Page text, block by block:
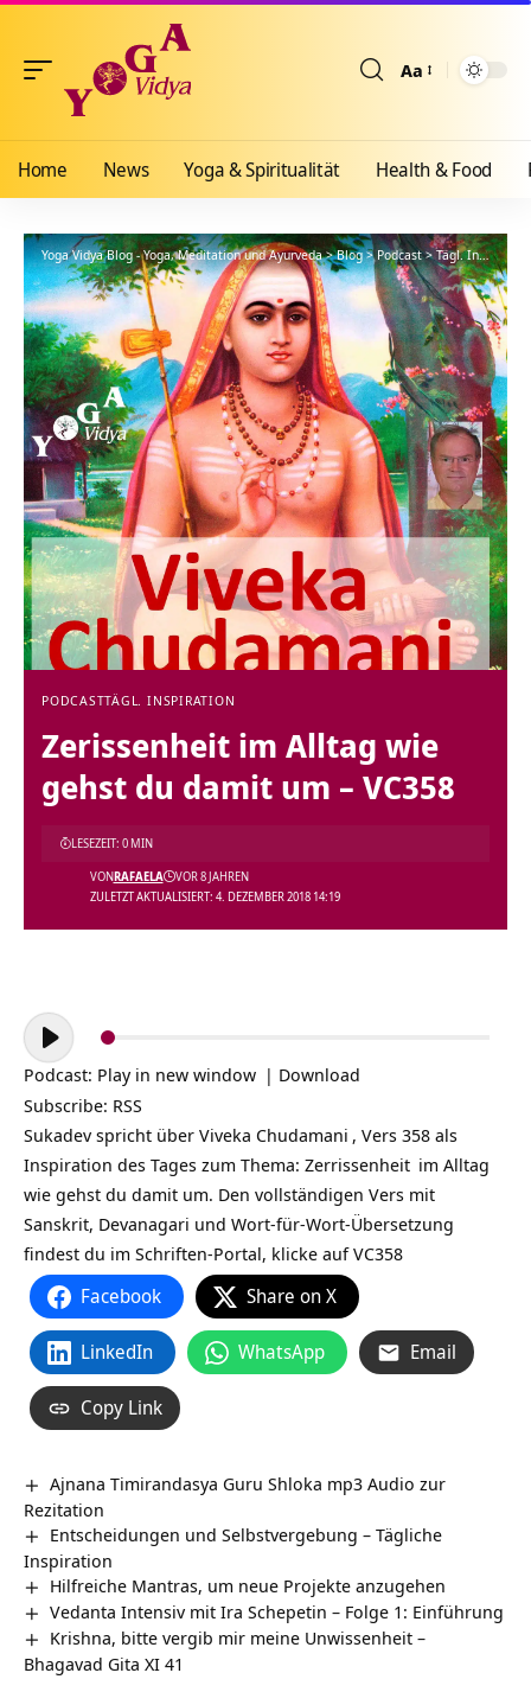
Aa
Home News Yoga & Spiritualität Health & Food
Yoga Vidya Blog - Yoga, Meditation und Ayurveda>Blog>Podcast>Tägl. Inspiration
PODCASTTÄGL. INSPIRATION
Zerissenheit im Alltag wie
gehst du damit um – VC358
ZULETZT AKTUALISIERT: 4. DEZEMBER 2018 14:19
VONRAFAELA VOR 8 JAHREN
LESEZEIT: 0 MIN
Audio-
Player
Podcast: Play in new window | Download
Subscribe: RSS
Sukadev spricht über Viveka Chudamani , Vers 358 als
Inspiration des Tages zum Thema: Zerrissenheit im Alltag
wie gehst du damit um. Den vollständigen Vers mit
Sanskrit, Devanagari und Wort-für-Wort-Übersetzung
findest du im Schriften-Portal, klicke aufVC358
Facebook Share on X
LinkedIn WhatsApp Email
Copy Link
Ajnana Timirandasya Guru Shloka mp3 Audio zur
Rezitation
Entscheidungen und Selbstvergebung – Tägliche
Inspiration
Hilfreiche Mantras, um neue Projekte anzugehen
Vedanta Intensiv mit Ira Schepetin – Folge 1: Einführung
Krishna, bitte vergib mir meine Unwissenheit –
Bhagavad Gita XI 41